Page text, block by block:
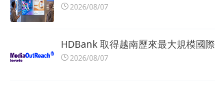
2026/08/07
HDBank 取得越南歷來最大規模國
2026/08/07